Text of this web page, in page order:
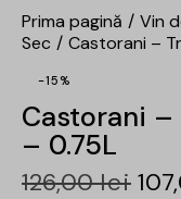
Prima pagină Vin
Sec
Castorani –
-15%
Castorani –
– 0.75L
126,00lei